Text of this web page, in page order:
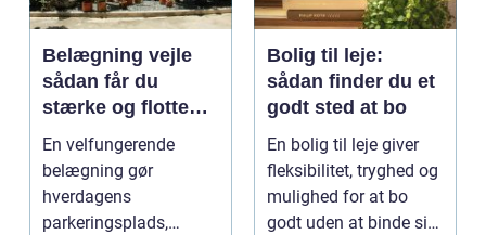
Belægning vejle
sådan får du
stærke og flotte
udendørs arealer
En velfungerende
belægning gør
hverdagens
parkeringsplads,
Bolig til leje:
sådan finder du et
godt sted at bo
En bolig til leje giver
fleksibilitet, tryghed og
mulighed for at bo
godt uden at binde sig